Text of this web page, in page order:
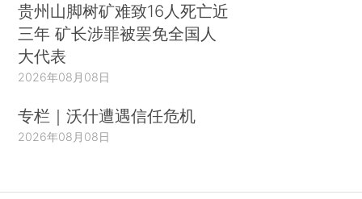
贵州山脚树矿难致16人死亡近
三年 矿长涉罪被罢免全国人
大代表
2026年08月08日
专栏｜沃什遭遇信任危机
2026年08月08日